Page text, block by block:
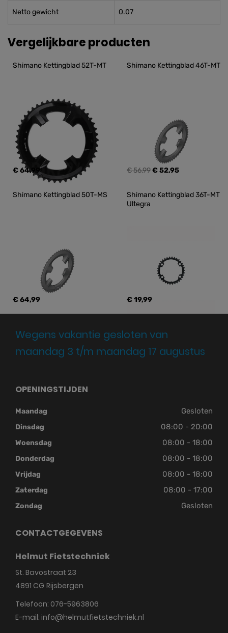
Netto gewicht 0.07
Vergelijkbare producten
Shimano Kettingblad 52T-MT
€ 64,99
Shimano Kettingblad 46T-MT
€ 56,99€ 52,95
Shimano Kettingblad 50T-MS
€ 64,99
Shimano Kettingblad 36T-MT
Ultegra
€ 19,99
Wegens vakantie gesloten van
maandag 3 t/m maandag 17 augustus
OPENINGSTIJDEN
Maandag Gesloten
Dinsdag 08:00 - 20:00
Woensdag 08:00 - 18:00
Donderdag 08:00 - 18:00
Vrijdag 08:00 - 18:00
Zaterdag 08:00 - 17:00
Zondag Gesloten
CONTACTGEGEVENS
Helmut Fietstechniek
St. Bavostraat 23
4891 CG Rijsbergen
Telefoon: 076-5963806
E-mail: info@helmutfietstechniek.nl